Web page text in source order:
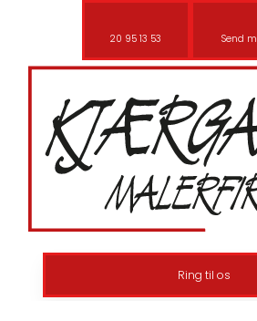
20 95 13 53 Send
Ring til os